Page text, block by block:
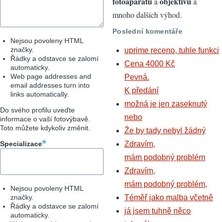
Nejsou povoleny HTML
značky.
Řádky a odstavce se zalomí
automaticky.
Web page addresses and
email addresses turn into
links automatically.
Do svého profilu uveďte
informace o vaší fotovýbavě.
Toto můžete kdykoliv změnit.
Specializace
Nejsou povoleny HTML
značky.
Řádky a odstavce se zalomí
automaticky.
mnoho dalších výhod.
Poslední komentáře
uprime receno, tuhle funkci
Cena 4000 Kč
Pevná.
K předání
možná je jen zaseknutý
nebo
Že by tady nebyl žádný
Zdravím,
mám podobný problém
Zdravím,
mám podobný problém,
Téměř jako malba včetně
já jsem tuhně něco